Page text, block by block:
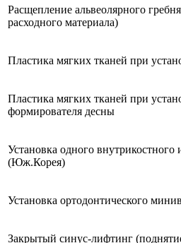
Расщепление альвеолярного
расходного материала)
Пластика мягких тканей при
Пластика мягких тканей при
формирователя десны
Установка одного внутрикостного
(Юж.Корея)
Установка ортодонтического
Закрытый синус-лифтинг